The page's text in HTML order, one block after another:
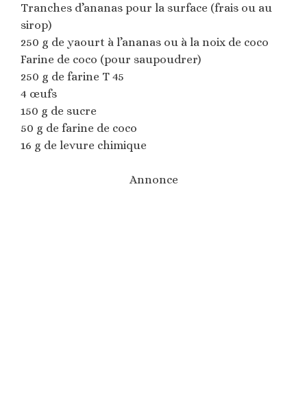
Tranches d’ananas pour la surface (frais ou au
sirop)
250 g de yaourt à l’ananas ou à la noix de coco
Farine de coco (pour saupoudrer)
250 g de farine T 45
4 œufs
150 g de sucre
50 g de farine de coco
16 g de levure chimique
Annonce